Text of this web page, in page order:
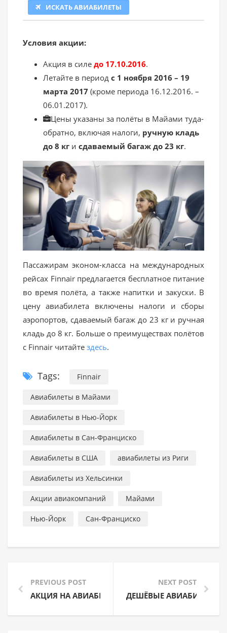
ИСКАТЬ АВИАБИЛЕТЫ
Условия акции:
Акция в силе до 17.10.2016.
Летайте в период с 1 ноября 2016 – 19
марта 2017 (кроме периода 16.12.2016. –
06.01.2017).
Цены указаны за полёты в Майами туда-
обратно, включая налоги, ручную кладь
до 8 кг и сдаваемый багаж до 23 кг.
Пассажирам эконом-класса на международных
рейсах Finnair предлагается бесплатное питание
во время полёта, а также напитки и закуски. В
цену авиабилета включены налоги и сборы
аэропортов, сдаваемый багаж до 23 кг и ручная
кладь до 8 кг. Больше о преимуществах полётов
с Finnair читайте здесь.
Tags: Finnair
Авиабилеты в Майами
Авиабилеты в Нью-Йорк
Авиабилеты в Сан-Франциско
Авиабилеты в США авиабилеты из Риги
Авиабилеты из Хельсинки
Акции авиакомпаний Майами
Нью-Йорк Сан-Франциско
PREVIOUS POST
АКЦИЯ НА АВИАБИЛЕТЫ WIZZ AIR – СКИДКА -
NEXT POST
ДЕШЁВЫЕ АВИАБИЛЕТЫ